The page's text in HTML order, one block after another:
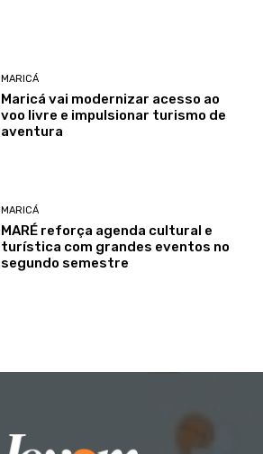
MARICÁ
Maricá vai modernizar acesso ao
voo livre e impulsionar turismo de
aventura
MARICÁ
MARÉ reforça agenda cultural e
turística com grandes eventos no
segundo semestre